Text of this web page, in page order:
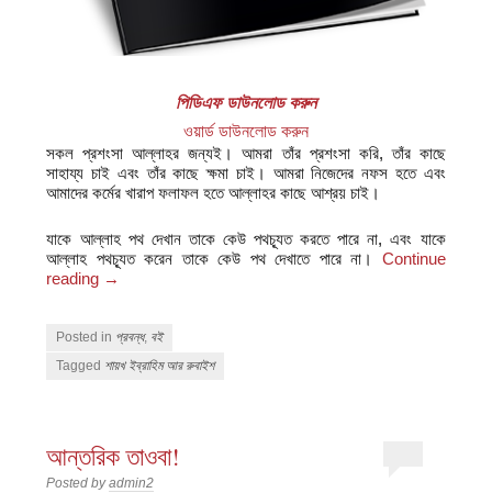
পিডিএফ ডাউনলোড করুন
ওয়ার্ড ডাউনলোড করুন
সকল প্রশংসা আল্লাহর জন্যই। আমরা তাঁর প্রশংসা করি, তাঁর কাছে
সাহায্য চাই এবং তাঁর কাছে ক্ষমা চাই। আমরা নিজেদের নফস হতে এবং
আমাদের কর্মের খারাপ ফলাফল হতে আল্লাহর কাছে আশ্রয় চাই।
যাকে আল্লাহ পথ দেখান তাকে কেউ পথচ্যূত করতে পারে না, এবং যাকে
আল্লাহ পথচ্যূত করেন তাকে কেউ পথ দেখাতে পারে না। Continue
reading →
Posted in প্রবন্ধ, বই
Tagged শায়খ ইব্রাহিম আর রুবাইশ
আন্তরিক তাওবা!
Posted byadmin2